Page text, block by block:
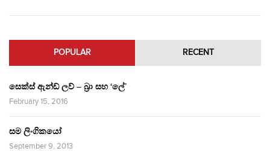
POPULAR RECENT
සෙක්ස් ඇන්ඩ් ලව් – බ්‍රා සහ ‘ලේ’
February 15, 2016
සම ලිංගිකයෝ
September 9, 2013